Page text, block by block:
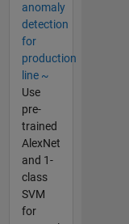
anomaly
detection
for
production
line ~
Use
pre-
trained
AlexNet
and 1-
class
SVM
for